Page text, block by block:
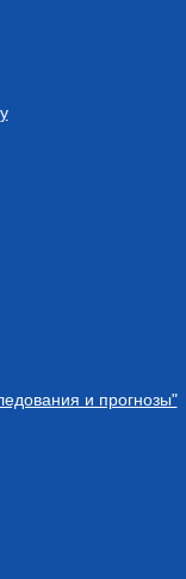
и прогнозы"